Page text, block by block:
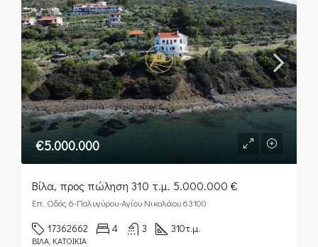
€5.000.000
Βίλα, προς πώληση 310 τ.μ. 5.000.000 €
Επ. Οδός 6-Πολυγύρου-Αγίου Νικολάου 63100
17362662 4 3 310τ.μ.
ΒΊΛΑ, ΚΑΤΟΙΚΊΑ